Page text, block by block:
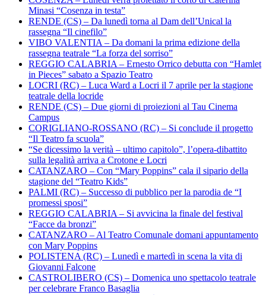
Minasi “Cosenza in testa”
RENDE (CS) – Da lunedì torna al Dam dell’Unical la
rassegna “Il cinefilo”
VIBO VALENTIA – Da domani la prima edizione della
rassegna teatrale “La forza del sorriso”
REGGIO CALABRIA – Ernesto Orrico debutta con “Hamlet
in Pieces” sabato a Spazio Teatro
LOCRI (RC) – Luca Ward a Locri il 7 aprile per la stagione
teatrale della locride
RENDE (CS) – Due giorni di proiezioni al Tau Cinema
Campus
CORIGLIANO-ROSSANO (RC) – Si conclude il progetto
“Il Teatro fa scuola”
“Se dicessimo la verità – ultimo capitolo”, l’opera-dibattito
sulla legalità arriva a Crotone e Locri
CATANZARO – Con “Mary Poppins” cala il sipario della
stagione del “Teatro Kids”
PALMI (RC) – Successo di pubblico per la parodia de “I
promessi sposi”
REGGIO CALABRIA – Si avvicina la finale del festival
“Facce da bronzi”
CATANZARO – Al Teatro Comunale domani appuntamento
con Mary Poppins
POLISTENA (RC) – Lunedì e martedì in scena la vita di
Giovanni Falcone
CASTROLIBERO (CS) – Domenica uno spettacolo teatrale
per celebrare Franco Basaglia